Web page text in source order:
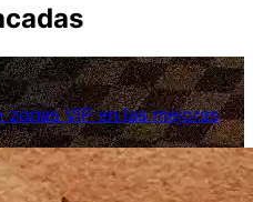
VIP en las mejores